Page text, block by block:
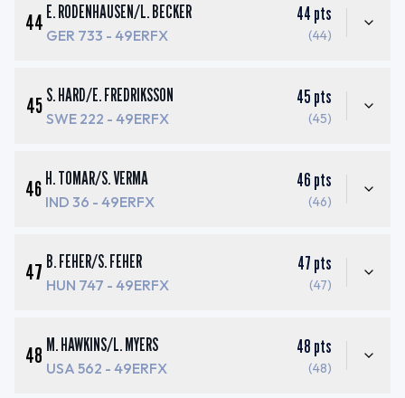
44 E. RODENHAUSEN/L. BECKER
GER 733 - 49ERFX
44 pts
(44)
45 S. HARD/E. FREDRIKSSON
SWE 222 - 49ERFX
45 pts
(45)
46 H. TOMAR/S. VERMA
IND 36 - 49ERFX
46 pts
(46)
47 B. FEHER/S. FEHER
HUN 747 - 49ERFX
47 pts
(47)
48 M. HAWKINS/L. MYERS
USA 562 - 49ERFX
48 pts
(48)